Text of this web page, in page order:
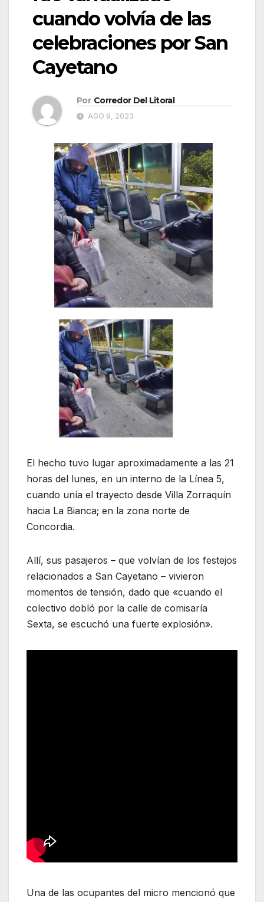
cuando volvía de las
celebraciones por San
Cayetano
Por Corredor Del Litoral
AGO 9, 2023
El hecho tuvo lugar aproximadamente a las 21
horas del lunes, en un interno de la Línea 5,
cuando unía el trayecto desde Villa Zorraquín
hacia La Bianca; en la zona norte de
Concordia.
Allí, sus pasajeros – que volvían de los festejos
relacionados a San Cayetano – vivieron
momentos de tensión, dado que «cuando el
colectivo dobló por la calle de comisaría
Sexta, se escuchó una fuerte explosión».
Una de las ocupantes del micro mencionó que